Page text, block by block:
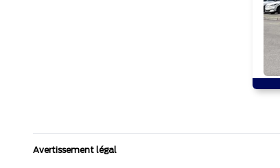
Avertissement légal